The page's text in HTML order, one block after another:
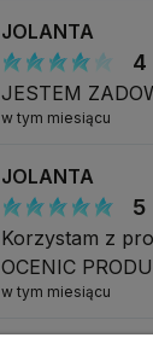
JOLANTA
4
JESTEM
w tym miesiącu
JOLANTA
5
Korzystam z
OCENIC
w tym miesiącu